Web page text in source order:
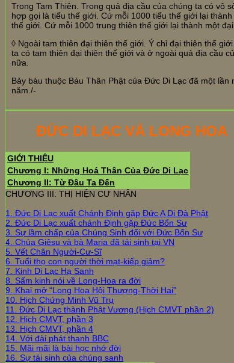
Trong Tam Thiên. Trong quả địa cầu của chúng ta có vô
hợp gọi là tiểu thế giới. Cứ mỗi 1000 tiểu thế giới lại
thế giới. Cứ mỗi 1000 trung thiên thế giới lại thành một
◊ Ngoài tam thiên đại thiên thế giới. Ý chỉ đại thiên thế
ta có tam thiên đại thiên thế giới và ở ngoài quả địa cầu
nữa.
Bảy báu thuộc Báu Thân Phật của Đức Di Lạc đã một
năm./-
ĐỨC DI LẠC VÀ LONG HOA
GIỚI THIỆU
Chương I: Những Hoá Thân Của Đức Di Lạc
Chương II: Từ Đâu Ta Đến
CHƯƠNG III: THỊ HIỆN CƯ NHÂN
1. Đức Di Lạc xuất Chánh Định gặp Đức A Di Đà Phật
2. Đức Di Lạc xuất chánh Định gặp Đức Bổn Sư
3. Sự lầm chấp của Chúng Sinh đối với Đức Bổn Sư
4. Chúa Giêsu và bà Maria đã tái sinh tại VN
5. Vết Chân Người-Cư-Sĩ
6. Tuổi thọ con người thời mạt-kiếp giảm?
7. Kinh Di Lạc Hạ Sanh
8. Sấm kinh nói về Long-Hoa ra đời
9. Khai mở “Long Hoa Hội Thượng-Thời Hai”
10. Hịch Chứng Minh Vũ Trụ
11. Đức Di Lạc thành Phật Vương (Hịch CMVT phần 2)
12. Hịch CMVT, phần 3
13. Hịch CMVT, phần 4
14. Với đài phát thanh BBC
15. Mãi mãi là bài học nhớ đời
16. Sự tái sinh của chúng sanh